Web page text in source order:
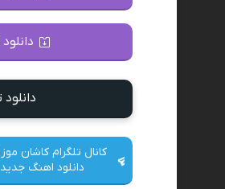
کانال تلگرام کاشان
دانلود اهنگ جدید